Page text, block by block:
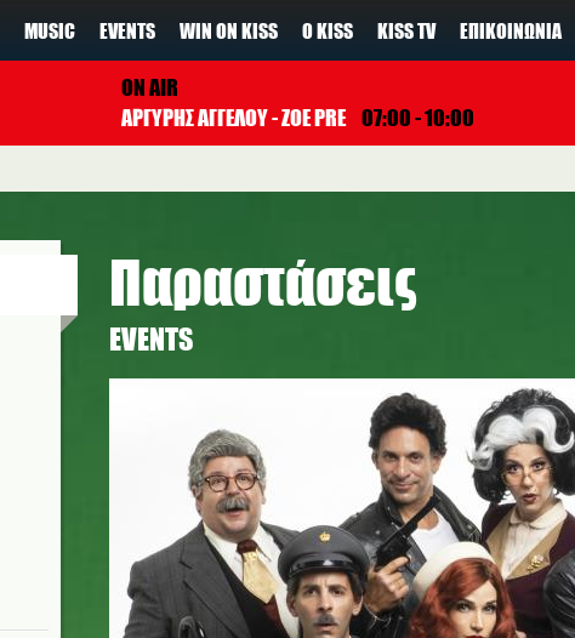
MUSIC EVENTS WIN ON KISS Ο KISS KISS TV ΕΠΙΚΟΙΝΩΝΊΑ
ON AIR
ΑΡΓΥΡΗΣ ΑΓΓΕΛΟΥ - ZOE PRE 07:00 - 10:00
Παραστάσεις
EVENTS